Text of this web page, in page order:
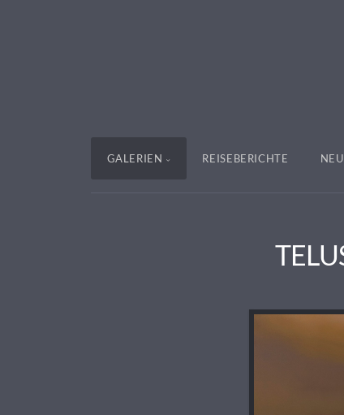
GALERIEN REISEBERICHTE